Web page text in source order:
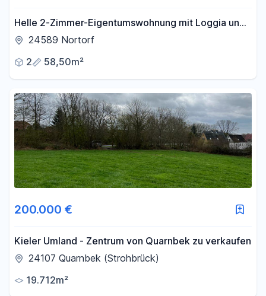
Helle 2-Zimmer-Eigentumswohnung mit Loggia und
Garage in ruhiger Lage von Nortorf
24589 Nortorf
2
58,50m²
200.000 €
Kieler Umland - Zentrum von Quarnbek zu verkaufen
24107 Quarnbek (Strohbrück)
19.712m²